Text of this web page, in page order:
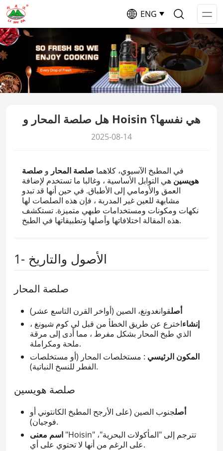
ENG
هل صلصة المحار و Hoisin هي نفسها؟
2025-08-14
في المطبخ الآسيوي، كلاهما صلصة المحار و صلصة
هويسين هي التوابل الأساسية ، وغالبا ما تستخدم لإضافة
العمق والأومامي إلى الأطباق. في حين أنها قد تبدو
مشابهة للعين غير المدربة ، فإن هذه الصلصات لها
نكهات ومكونات ومستخدامات طبهي متميزة. تستكشف
هذه المقالة اختلافاتها وأصلها وتطبيقاتها في الطبخ.
1- الأصول والتاريخ
صلصة المحار
أصلقوانغدونغ، الصين (أواخر القرن التاسع عشر)
إنشاءاخترع عن طريق الخطأ من قبل لي كوم شيونغ ،
الذي طبخ المحار بشكل مفرط ، مما أدى إلى مرقة
ملحة ومكراملة.
المكون الرئيسي : مستخلصات المحار (أو مستخلصات
الفطر للنسخ النباتية).
صلصة هويسين
أصلجنوب الصين (على الأرجح المطبخ الكانتوني أو
فوجيان).
اسم معنى "Hoisin" تترجم إلى "المأكولات البحرية"،
على الرغم من أنها لا تحتوي على أي.